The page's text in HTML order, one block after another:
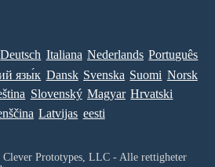
Deutsch Italiana Nederlands Português
язы́к Dansk Svenska Suomi Norsk
Slovenský Magyar Hrvatski
Latvijas eesti
Prototypes, LLC - Alle rettigheter